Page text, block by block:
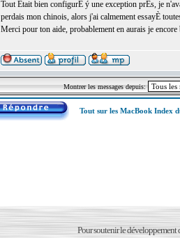
Tout Ètait bien configurÈ ý une exception prËs, je
perdais mon chinois, alors j'ai calmement essayÈ
Merci pour ton aide, probablement en aurais je
Montrer les messages depuis:
Tout sur les MacBook Index
Pour soutenir le développement